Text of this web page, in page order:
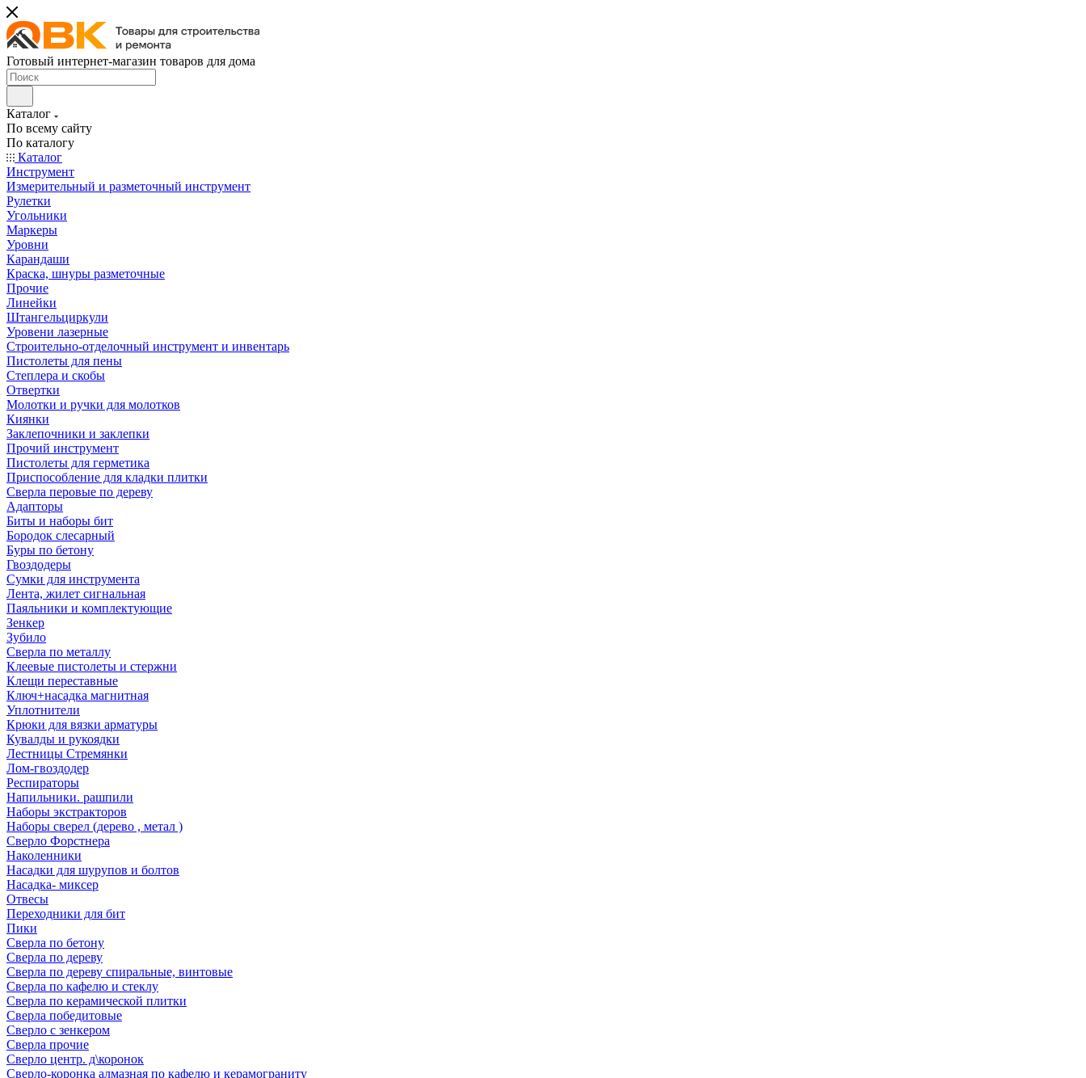
Готовый интернет-магазин товаров для дома
Каталог
По всему сайту
По каталогу
Каталог
Инструмент
Измерительный и разметочный инструмент
Рулетки
Угольники
Маркеры
Уровни
Карандаши
Краска, шнуры разметочные
Прочие
Линейки
Штангельциркули
Уровени лазерные
Строительно-отделочный инструмент и инвентарь
Пистолеты для пены
Степлера и скобы
Отвертки
Молотки и ручки для молотков
Киянки
Заклепочники и заклепки
Прочий инструмент
Пистолеты для герметика
Приспособление для кладки плитки
Сверла перовые по дереву
Адапторы
Биты и наборы бит
Бородок слесарный
Буры по бетону
Гвоздодеры
Сумки для инструмента
Лента, жилет сигнальная
Паяльники и комплектующие
Зенкер
Зубило
Сверла по металлу
Клеевые пистолеты и стержни
Клещи переставные
Ключ+насадка магнитная
Уплотнители
Крюки для вязки арматуры
Кувалды и рукоядки
Лестницы Стремянки
Лом-гвоздодер
Респираторы
Напильники. рашпили
Наборы экстракторов
Наборы сверел (дерево , метал )
Сверло Форстнера
Наколенники
Насадки для шурупов и болтов
Насадка- миксер
Отвесы
Переходники для бит
Пики
Сверла по бетону
Сверла по дереву
Сверла по дереву спиральные, винтовые
Сверла по кафелю и стеклу
Сверла по керамической плитки
Сверла победитовые
Сверло с зенкером
Сверла прочие
Сверло центр. д\коронок
Сверло-коронка алмазная по кафелю и керамограниту